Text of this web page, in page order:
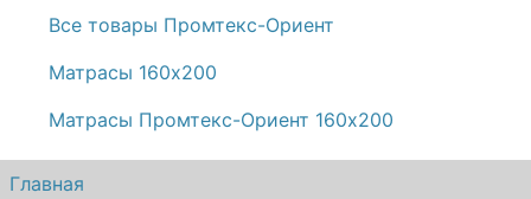
Все товары Промтекс-Ориент
Матрасы 160х200
Матрасы Промтекс-Ориент 160х200
Главная